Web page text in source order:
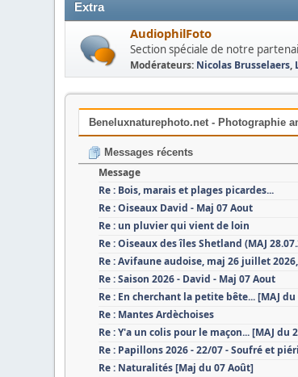
Extra
AudiophilFoto
Section spéciale de notre
Modérateurs: Nicolas Brusselaers,
Beneluxnaturephoto.net - Photographie
Messages récents
Message
Re : Bois, marais et plages picardes...
Re : Oiseaux David - Maj 07 Aout
Re : un pluvier qui vient de loin
Re : Oiseaux des îles Shetland (MAJ
Re : Avifaune audoise, maj 26 juillet
Re : Saison 2026 - David - Maj 07 Aout
Re : En cherchant la petite bête... [MAJ
Re : Mantes Ardèchoises
Re : Y'a un colis pour le maçon... [MAJ du
Re : Papillons 2026 - 22/07 - Soufré et
Re : Naturalités [Maj du 07 Août]